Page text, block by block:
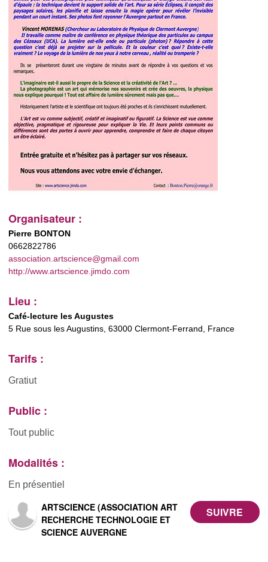
Organisateur :
Pierre BONTON
0662822786
association.artscience@gmail.com
http://www.artscience.jimdo.com
Lieu :
Café-lecture les Augustes
5 Rue sous les Augustins, 63000 Clermont-Ferrand, France
Tarifs :
Gratiut
Public :
Tout public
Modalités :
En présentiel
ARTSCIENCE (ASSOCIATION ART
RECHERCHE TECHNOLOGIE ET
SCIENCE AUVERGNE